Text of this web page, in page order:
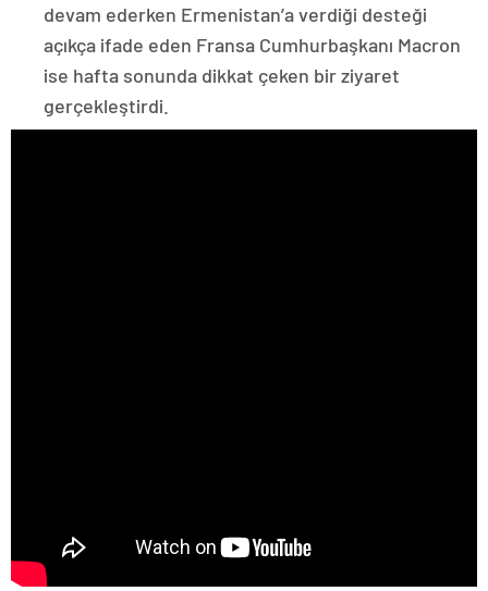
devam ederken Ermenistan’a verdiği desteği
açıkça ifade eden Fransa Cumhurbaşkanı Macron
ise hafta sonunda dikkat çeken bir ziyaret
gerçekleştirdi.